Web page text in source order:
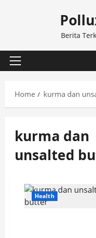
Berita
Primary
Home
kurma dan
kurma dan
unsalted
Health